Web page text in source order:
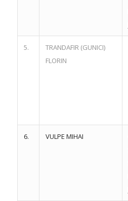
5.
TRANDAFIR (GUNICI)
FLORIN
6. VULPE MIHAI